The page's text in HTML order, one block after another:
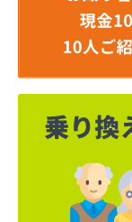
株式会社タイ
株式会社タキ
株式会社ツバ
株式会社フジ
株式会社ホー
株式会社ホー
株式会社ミ
株式会社ミ
株式会社ラ
株式会社丸仙